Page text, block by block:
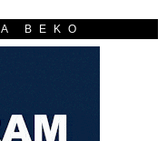
BEKO